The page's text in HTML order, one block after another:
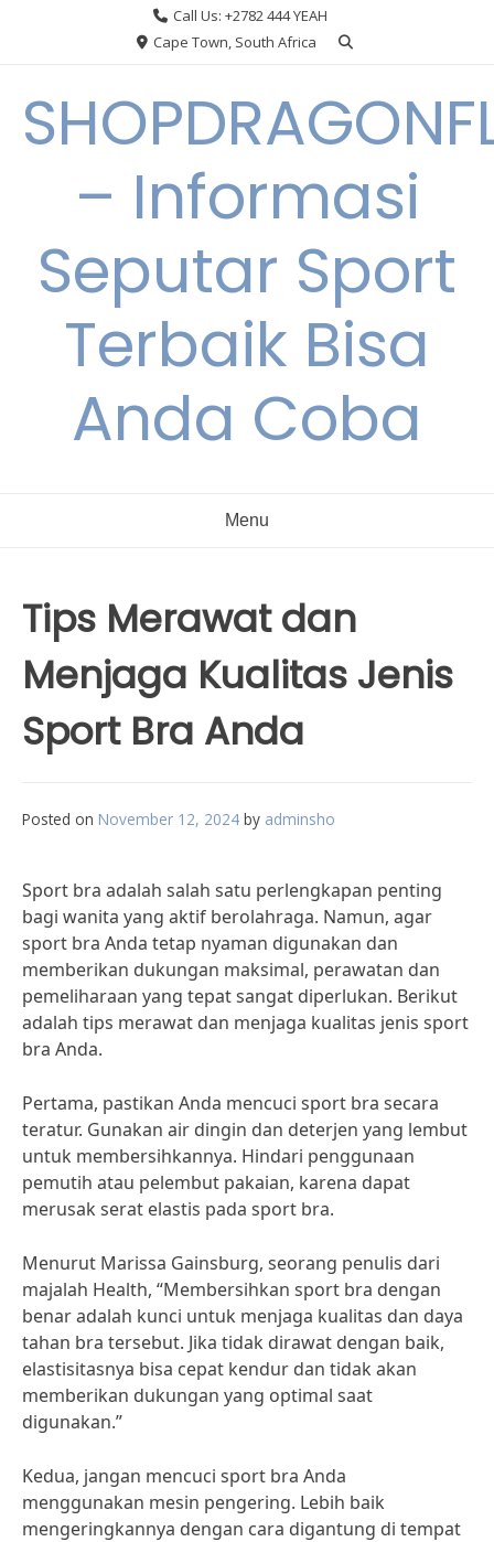
Call Us: +2782 444 YEAH
Cape Town, South Africa
– Informasi
Seputar Sport
Terbaik Bisa
Anda Coba
Menu
Tips Merawat dan
Menjaga Kualitas Jenis
Sport Bra Anda
Posted on November 12, 2024 by adminsho
Sport bra adalah salah satu perlengkapan penting
bagi wanita yang aktif berolahraga. Namun, agar
sport bra Anda tetap nyaman digunakan dan
memberikan dukungan maksimal, perawatan dan
pemeliharaan yang tepat sangat diperlukan. Berikut
adalah tips merawat dan menjaga kualitas jenis sport
bra Anda.
Pertama, pastikan Anda mencuci sport bra secara
teratur. Gunakan air dingin dan deterjen yang lembut
untuk membersihkannya. Hindari penggunaan
pemutih atau pelembut pakaian, karena dapat
merusak serat elastis pada sport bra.
Menurut Marissa Gainsburg, seorang penulis dari
majalah Health, “Membersihkan sport bra dengan
benar adalah kunci untuk menjaga kualitas dan daya
tahan bra tersebut. Jika tidak dirawat dengan baik,
elastisitasnya bisa cepat kendur dan tidak akan
memberikan dukungan yang optimal saat
digunakan.”
Kedua, jangan mencuci sport bra Anda
menggunakan mesin pengering. Lebih baik
mengeringkannya dengan cara digantung di tempat